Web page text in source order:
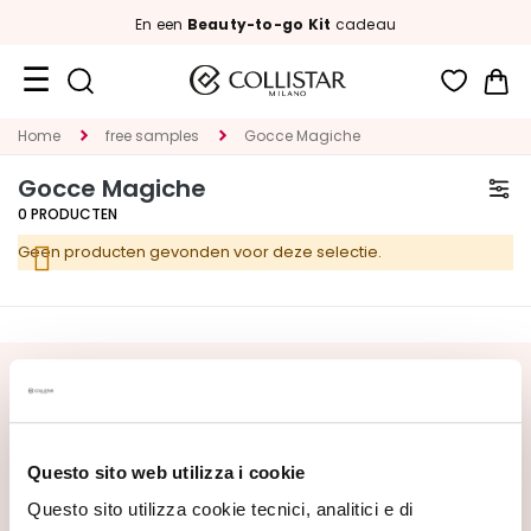
Questo sito web utilizza i cookie
Questo sito utilizza cookie tecnici, analitici e di
En een Beauty-to-go Kit cadeau
Travel
Nieuw
GEZICHT
G
R
Home free samples Gocce Magiche
Gocce Magiche
0 PRODUCTEN
Geen producten gevonden voor deze selectie.
SCHRIJF U IN VOOR DE NIEUWSBRIEF
welkomstaanbieding:20% korting
bestelling.